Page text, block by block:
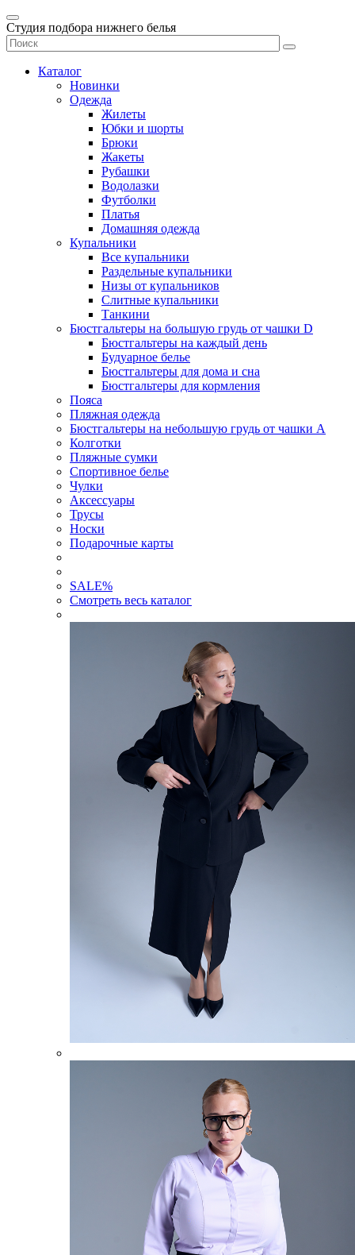
Студия подбора нижнего белья
Каталог
Новинки
Одежда
Жилеты
Юбки и шорты
Брюки
Жакеты
Рубашки
Водолазки
Футболки
Платья
Домашняя одежда
Купальники
Все купальники
Раздельные купальники
Низы от купальников
Слитные купальники
Танкини
Бюстгальтеры на большую грудь от чашки D
Бюстгальтеры на каждый день
Будуарное белье
Бюстгальтеры для дома и сна
Бюстгальтеры для кормления
Пояса
Пляжная одежда
Бюстгальтеры на небольшую грудь от чашки А
Колготки
Пляжные сумки
Спортивное белье
Чулки
Аксессуары
Трусы
Носки
Подарочные карты
SALE%
Смотреть весь каталог